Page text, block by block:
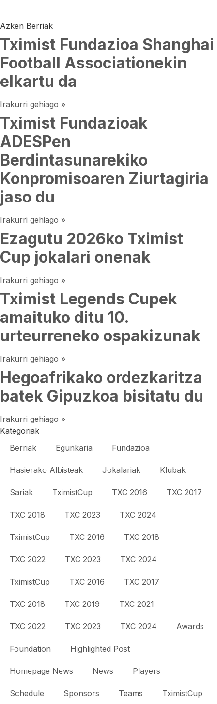
Azken Berriak
Tximist Fundazioa Shanghai
Football Associationekin
elkartu da
Irakurri gehiago »
Tximist Fundazioak
ADESPen
Berdintasunarekiko
Konpromisoaren Ziurtagiria
jaso du
Irakurri gehiago »
Ezagutu 2026ko Tximist
Cup jokalari onenak
Irakurri gehiago »
Tximist Legends Cupek
amaituko ditu 10.
urteurreneko ospakizunak
Irakurri gehiago »
Hegoafrikako ordezkaritza
batek Gipuzkoa bisitatu du
Irakurri gehiago »
Kategoriak
Berriak
Egunkaria Fundazioa
Hasierako Albisteak Jokalariak Klubak
Sariak TximistCup TXC 2016 TXC 2017
TXC 2018 TXC 2023 TXC 2024
TximistCup TXC 2016 TXC 2018
TXC 2022 TXC 2023 TXC 2024
TximistCup TXC 2016 TXC 2017
TXC 2018 TXC 2019 TXC 2021
TXC 2022 TXC 2023 TXC 2024 Awards
Foundation Highlighted Post
Homepage News News Players
Schedule Sponsors Teams TximistCup